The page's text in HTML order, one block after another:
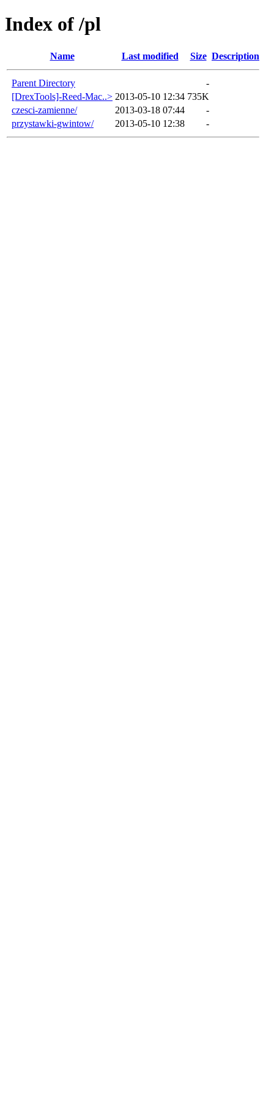
Index of /pl
Name Last modified Size Description
Parent Directory
-
[DrexTools]-Reed-Mac..> 2013-05-10 12:34 735K
czesci-zamienne/
2013-03-18 07:44
-
przystawki-gwintow/
2013-05-10 12:38 -